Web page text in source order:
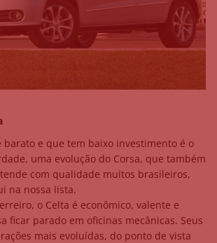
barato e que tem baixo investimento é o
uma evolução do Corsa, que também
com qualidade muitos brasileiros,
na nossa lista.
o Celta é econômico, valente e
ficar parado em oficinas mecânicas. Seus
mais evoluídas, do ponto de vista